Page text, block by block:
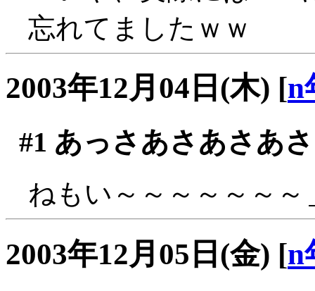
忘れてましたｗｗ
2003年12月04日(木) [n
#1 あっさあさあさあ
ねもい～～～～～～～
2003年12月05日(金) [n